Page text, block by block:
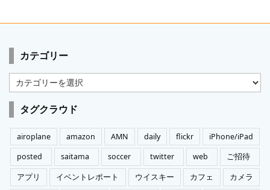
カテゴリー
カ
テ
ゴ
リ
ー
タグクラウド
airoplane amazon AMN daily flickr
iPhone/iPad
posted
saitama soccer twitter web
ご招待
アプリ
イベントレポート ウイスキー カフェ
カメラ